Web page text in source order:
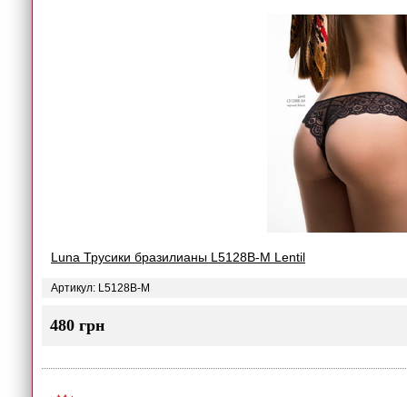
Luna Трусики бразилианы L5128B-M Lentil
Артикул: L5128B-M
480 грн